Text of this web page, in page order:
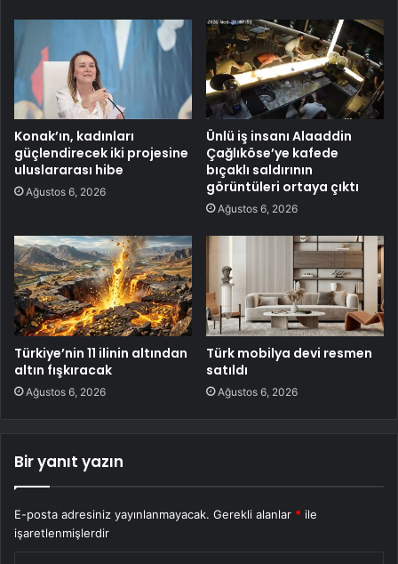
Konak’ın, kadınları
güçlendirecek iki projesine
uluslararası hibe
Ağustos 6, 2026
Ünlü iş insanı Alaaddin
Çağlıköse’ye kafede
bıçaklı saldırının
görüntüleri ortaya çıktı
Ağustos 6, 2026
Türkiye’nin 11 ilinin altından
altın fışkıracak
Ağustos 6, 2026
Türk mobilya devi resmen
satıldı
Ağustos 6, 2026
Bir yanıt yazın
E-posta adresiniz yayınlanmayacak. Gerekli alanlar * ile
işaretlenmişlerdir